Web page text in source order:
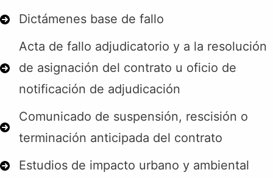
Dictámenes base de fallo
Acta de fallo adjudicatorio y a la resolución
de asignación del contrato u oficio de
notificación de adjudicación
Comunicado de suspensión, rescisión o
terminación anticipada del contrato
Estudios de impacto urbano y ambiental